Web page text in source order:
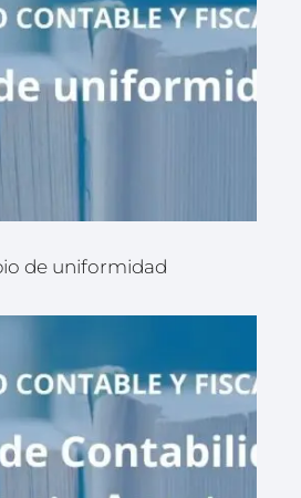
de uniformidad